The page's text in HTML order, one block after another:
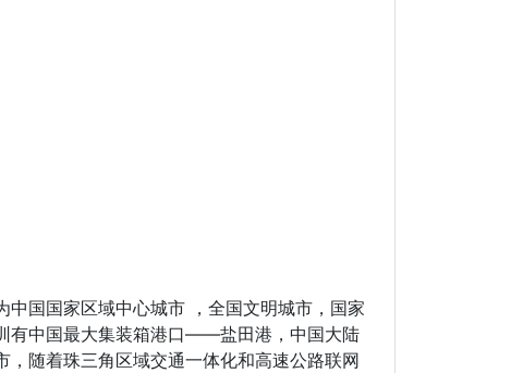
国国家区域中心城市 ，全国文明城市，国家
有中国最大集装箱港口——盐田港，中国大陆
随着珠三角区域交通一体化和高速公路联网